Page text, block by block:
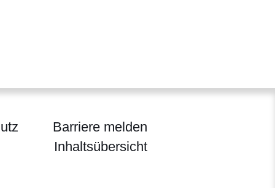
Barriere melden
Inhaltsübersicht